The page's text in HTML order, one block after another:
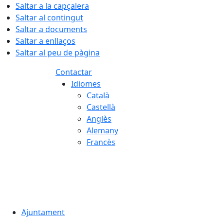
Saltar a la capçalera
Saltar al contingut
Saltar a documents
Saltar a enllaços
Saltar al peu de pàgina
Contactar
Idiomes
Català
Castellà
Anglès
Alemany
Francès
Ajuntament